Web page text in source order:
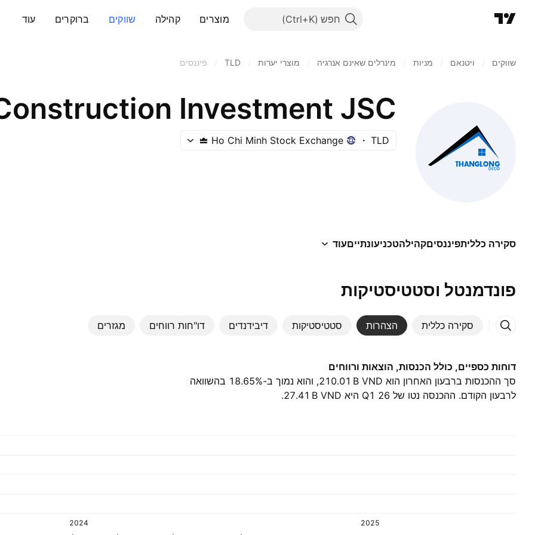
חפש מוצרים קהילה שווקים ברוקרים עוד
שווקים ויטנאם מניות‏ מינרלים שאינם אנרגיה מוצרי יערות TLD פיננסים
TLD
Ho Chi Minh Stock Exchange
סקירה כלליתפיננסיםקהילהטכניעונתייםעוד
פונדמנטל וסטטיסטיקות
סקירה כללית הצהרות סטטיסטיקות דיבידנדים דו"חות רווחים מגזרים
דוחות כספיים, כולל הכנסות, הוצאות ורווחים
סך ההכנסות ברבעון האחרון הוא ‪210.01 B‬ VND, והוא נמוך ב-18.65% בהשוואה
לרבעון הקודם. ההכנסה נטו של Q1 26 היא ‪27.41 B‬ VND.
2024
2025